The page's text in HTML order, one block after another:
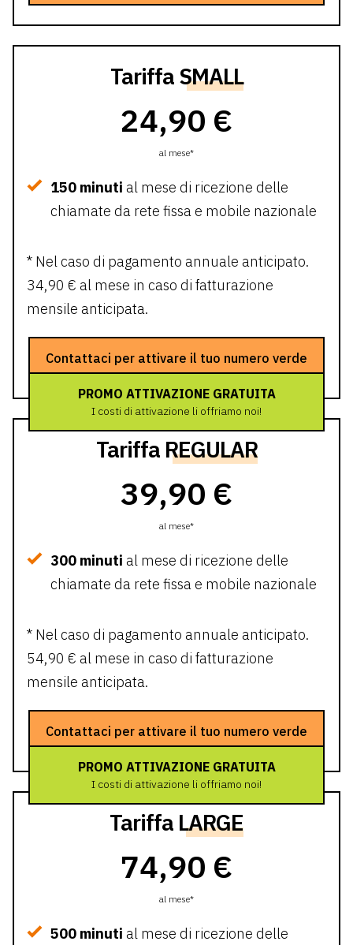
TariffaSMALL
24,90 €
al mese*
150 minuti al mese di ricezione delle
chiamate da rete fissa e mobile nazionale
* Nel caso di pagamento annuale anticipato.
34,90 € al mese in caso di fatturazione
mensile anticipata.
Contattaci per attivare il tuo numero verde
PROMO ATTIVAZIONE GRATUITA
I costi di attivazione li offriamo noi!
Tariffa REGULAR
39,90 €
al mese*
300 minuti al mese di ricezione delle
chiamate da rete fissa e mobile nazionale
* Nel caso di pagamento annuale anticipato.
54,90 € al mese in caso di fatturazione
mensile anticipata.
Contattaci per attivare il tuo numero verde
PROMO ATTIVAZIONE GRATUITA
I costi di attivazione li offriamo noi!
Tariffa LARGE
74,90 €
al mese*
500 minuti al mese di ricezione delle